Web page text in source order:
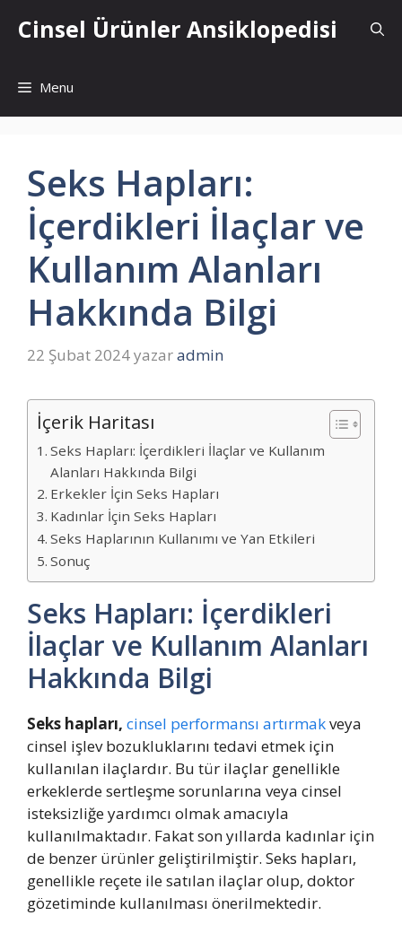
atlaCinsel Ürünler Ansiklopedisi
Menu
Seks Hapları:
İçerdikleri İlaçlar ve
Kullanım Alanları
Hakkında Bilgi
22 Şubat 2024yazaradmin
İçerik Haritası
Seks Hapları: İçerdikleri İlaçlar ve Kullanım
Alanları Hakkında Bilgi
Erkekler İçin Seks Hapları
Kadınlar İçin Seks Hapları
Seks Haplarının Kullanımı ve Yan Etkileri
Sonuç
Seks Hapları: İçerdikleri
İlaçlar ve Kullanım Alanları
Hakkında Bilgi
Seks hapları, cinsel performansı artırmakveya
cinsel işlev bozukluklarını tedavi etmek için
kullanılan ilaçlardır. Bu tür ilaçlar genellikle
erkeklerde sertleşme sorunlarına veya cinsel
isteksizliğe yardımcı olmak amacıyla
kullanılmaktadır. Fakat son yıllarda kadınlar için
de benzer ürünler geliştirilmiştir. Seks hapları,
genellikle reçete ile satılan ilaçlar olup, doktor
gözetiminde kullanılması önerilmektedir.